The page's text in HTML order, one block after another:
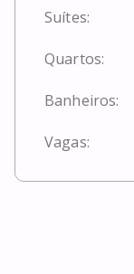
Suítes:
Quartos:
Banheiros:
Vagas: